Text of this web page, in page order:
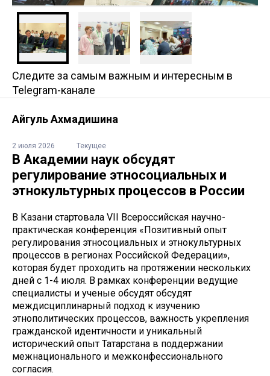
Следите за самым важным и интересным в
Telegram-канале
Айгуль Ахмадишина
2 июля 2026 Текущее
В Академии наук обсудят
регулирование этносоциальных и
этнокультурных процессов в России
В Казани стартовала VII Всероссийская научно-
практическая конференция «Позитивный опыт
регулирования этносоциальных и этнокультурных
процессов в регионах Российской Федерации»,
которая будет проходить на протяжении нескольких
дней с 1-4 июля. В рамках конференции ведущие
специалисты и ученые обсудят обсудят
междисциплинарный подход к изучению
этнополитических процессов, важность укрепления
гражданской идентичности и уникальный
исторический опыт Татарстана в поддержании
межнационального и межконфессионального
согласия.